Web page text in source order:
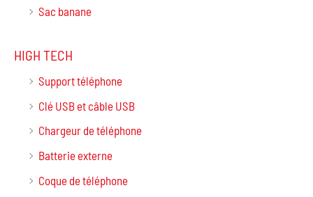
Sac banane
HIGH TECH
Support téléphone
Clé USB et câble USB
Chargeur de téléphone
Batterie externe
Coque de téléphone